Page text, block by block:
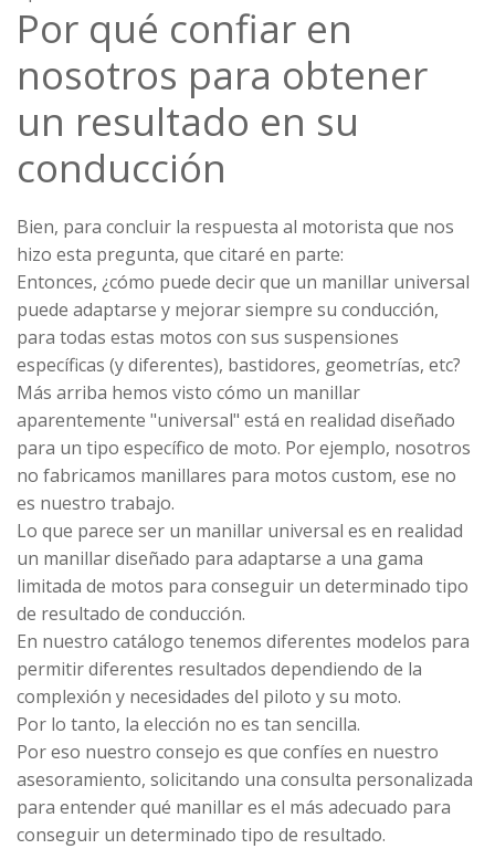
Por qué confiar en
nosotros para obtener
un resultado en su
conducción
Bien, para concluir la respuesta al motorista que nos
hizo esta pregunta, que citaré en parte:
Entonces, ¿cómo puede decir que un manillar universal
puede adaptarse y mejorar siempre su conducción,
para todas estas motos con sus suspensiones
específicas (y diferentes), bastidores, geometrías, etc?
Más arriba hemos visto cómo un manillar
aparentemente "universal" está en realidad diseñado
para un tipo específico de moto. Por ejemplo, nosotros
no fabricamos manillares para motos custom, ese no
es nuestro trabajo.
Lo que parece ser un manillar universal es en realidad
un manillar diseñado para adaptarse a una gama
limitada de motos para conseguir un determinado tipo
de resultado de conducción.
En nuestro catálogo tenemos diferentes modelos para
permitir diferentes resultados dependiendo de la
complexión y necesidades del piloto y su moto.
Por lo tanto, la elección no es tan sencilla.
Por eso nuestro consejo es que confíes en nuestro
asesoramiento, solicitando una consulta personalizada
para entender qué manillar es el más adecuado para
conseguir un determinado tipo de resultado.